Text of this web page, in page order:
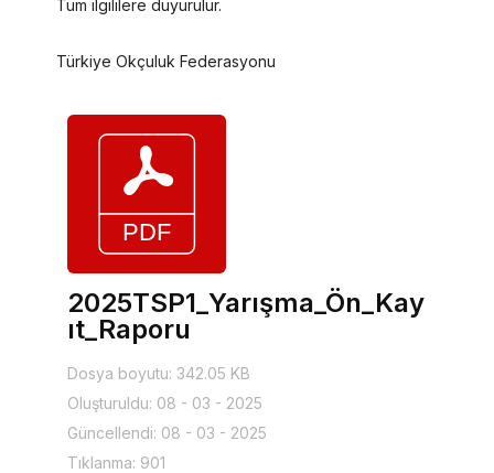
Tüm ilgililere duyurulur.
Türkiye Okçuluk Federasyonu
2025TSP1_Yarışma_Ön_Kay
ıt_Raporu
Dosya boyutu: 342.05 KB
Oluşturuldu: 08 - 03 - 2025
Güncellendi: 08 - 03 - 2025
Tıklanma: 901